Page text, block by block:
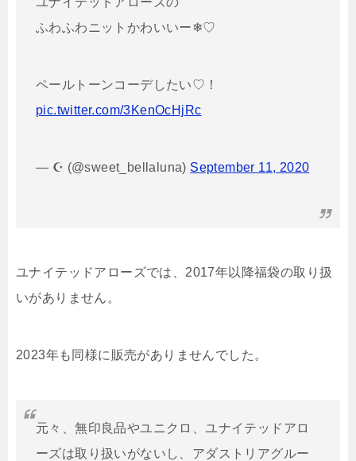
ふわふわニットかわいいー❄︎♡
ペールトーンコーデしたい♡！
pic.twitter.com/3KenOcHjRc
— ☪︎ (@sweet_bellaluna) September 11, 2020
ユナイテッドアローズでは、2017年以降福袋の取り扱
いがありません。
2023年も同様に販売がありませんでした。
元々、無印良品やユニクロ、ユナイテッドアロ
ーズは取り扱いがないし、アダストリアグルー